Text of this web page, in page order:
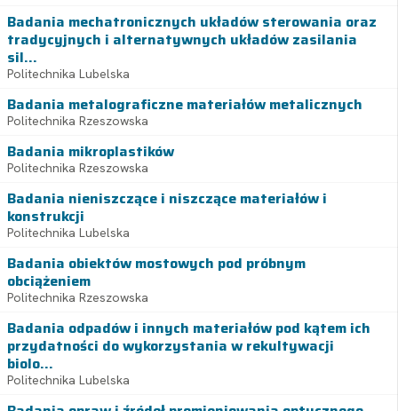
Badania mechatronicznych układów sterowania oraz
tradycyjnych i alternatywnych układów zasilania
sil...
Politechnika Lubelska
Badania metalograficzne materiałów metalicznych
Politechnika Rzeszowska
Badania mikroplastików
Politechnika Rzeszowska
Badania nieniszczące i niszczące materiałów i
konstrukcji
Politechnika Lubelska
Badania obiektów mostowych pod próbnym
obciążeniem
Politechnika Rzeszowska
Badania odpadów i innych materiałów pod kątem ich
przydatności do wykorzystania w rekultywacji
biolo...
Politechnika Lubelska